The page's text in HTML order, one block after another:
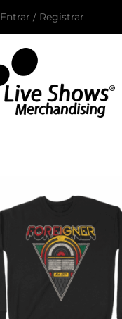
Entrar / Registrar